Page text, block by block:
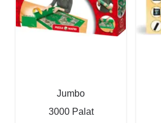
Jumbo
3000 Palat